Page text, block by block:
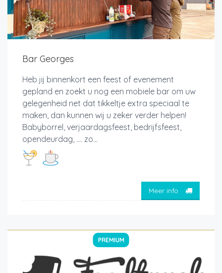
Bar Georges
Heb jij binnenkort een feest of evenement
gepland en zoekt u nog een mobiele bar om uw
gelegenheid net dat tikkeltje extra speciaal te
maken, dan kunnen wij u zeker verder helpen!
Babyborrel, verjaardagsfeest, bedrijfsfeest,
opendeurdag, …. zo...
Meer info
PREMIUM